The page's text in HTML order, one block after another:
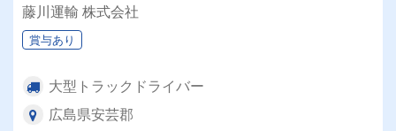
藤川運輸 株式会社
賞与あり
大型トラックドライバー
広島県安芸郡